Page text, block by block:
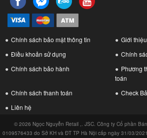
Chính sách bảo mật thông tin
Giới thiệu
Điều khoản sử dụng
Chính
Chính sách bảo hành
Phương
toán
Chính sách thanh toán
Check
Liên hệ
© 2026 Ngọc Nguyễn Retail ,. JSC. Công ty Cổ phần
0109576433 do Sở KH và ĐT TP Hà Nội cấp ngày 31/03/